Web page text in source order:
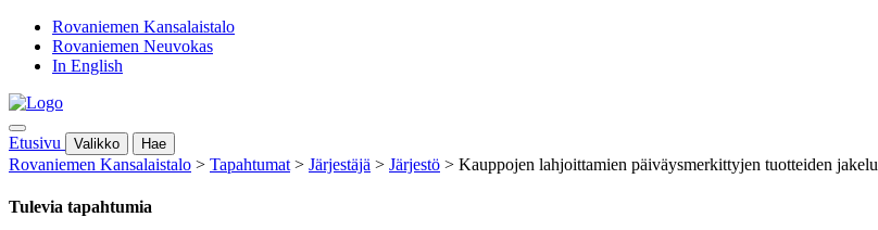
Rovaniemen Kansalaistalo
Rovaniemen Neuvokas
In English
Etusivu Valikko Hae
Rovaniemen Kansalaistalo > Tapahtumat > Järjestäjä > Järjestö > Kauppojen lahjoittamien päiväysmerkittyjen tuotteiden jakelu
Tulevia tapahtumia